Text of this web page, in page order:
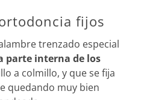
fijos
trenzado especial
parte interna de los
a colmillo, y que se fija
quedando muy bien